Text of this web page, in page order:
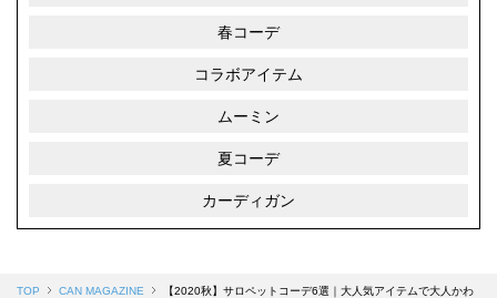
春コーデ
コラボアイテム
ムーミン
夏コーデ
カーディガン
TOP CAN MAGAZINE
【2020秋】サロペットコーデ6選｜大人気アイテムで大人かわ